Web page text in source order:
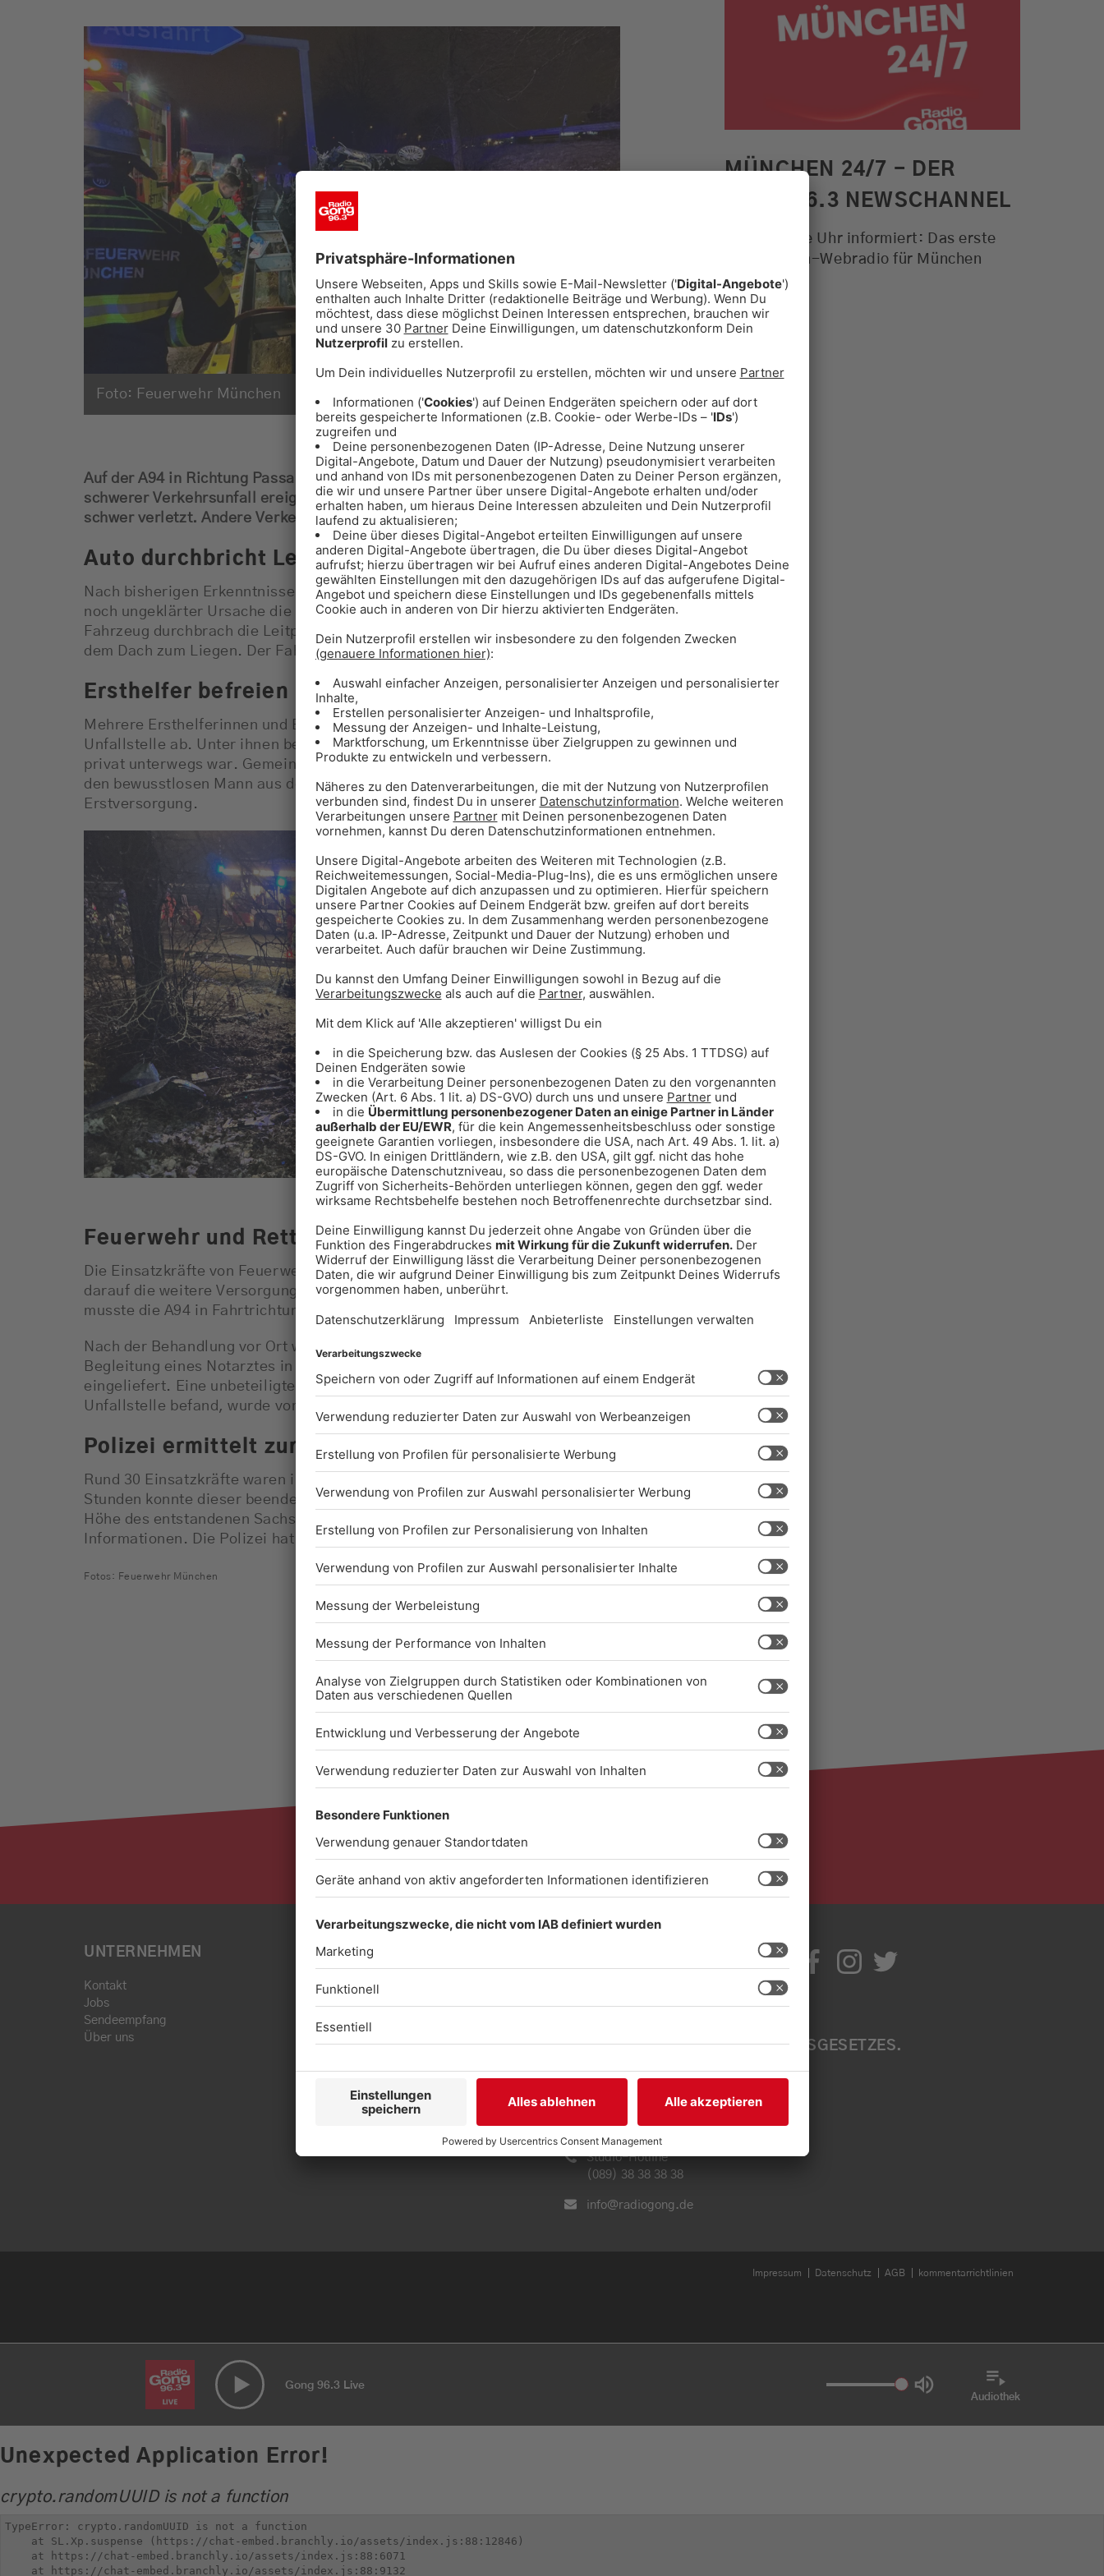
Schnee-Service
Alle Aktionen. Der Verkehr und
das Wetter für München und viele
MEHR ERFAHREN
Foto: Feuerwehr München
Auf der A94 in Richtung Passau hat sich am Montagabend (29.12.) ein
schwerer Verkehrsunfall ereignet. Ein 29-jähriger Autofahrer wurde dabei
schwer verletzt. Andere Verkehrsteilnehmende leisteten Erste Hilfe.
Auto durchbricht Leitplanke und überschlägt sich
Nach bisherigen Erkenntnissen war der Mann allein unterwegs, als er aus
noch ungeklärter Ursache die Kontrolle über seinen Pkw verlor. Das
Fahrzeug durchbrach die Leitplanke, prallte gegen einen Baum und kam auf
dem Dach zum Liegen. Der Fahrer blieb bewusstlos im Auto.
Ersthelfer befreien bewusstlosen Fahrer
Mehrere Ersthelferinnen und Ersthelfer hielten sofort an und sicherten die
Unfallstelle ab. Unter ihnen befand sich auch eine Notfallsanitäterin, die
privat unterwegs war. Gemeinsam setzten sie einen Notruf ab, befreiten
den bewusstlosen Mann aus dem Fahrzeug und leisteten medizinische
Erstversorgung.
Feuerwehr und Rettungsdienst im Einsatz
Die Einsatzkräfte von Feuerwehr und Rettungsdienst übernahmen kurz
darauf die weitere Versorgung. Für die Dauer der Rettungsmaßnahmen
musste die A94 in Fahrtrichtung Passau vollständig gesperrt werden.
Nach der Behandlung vor Ort wurde der 29-Jährige schwer verletzt in
Begleitung eines Notarztes in den Schockraum einer Münchner Klinik
eingeliefert. Eine unbeteiligte Angehörige, die sich ebenfalls an der
Unfallstelle befand, wurde vom Kriseninterventionsteam betreut.
Polizei ermittelt zur Unfallursache
Rund 30 Einsatzkräfte waren insgesamt im Einsatz. Nach etwa eineinhalb
Stunden konnte dieser beendet werden. Zur genauen Unfallursache und zur
Höhe des entstandenen Sachschadens gibt es aktuelle noch keine
Informationen. Die Polizei hat die Ermittlungen aufgenommen.
Fotos: Feuerwehr München
MÜNCHEN 24/7 - DER
GONG 96.3 NEWSCHANNEL
Rund um die Uhr informiert: Das erste
Nachrichten-Webradio für München
UNTERNEHMEN
Kontakt
Jobs
Sendeempfang
Über uns
ARBEITEN DERZEIT AKTIV
DARAN, UNSERE WEBSITE
ARRIEREFREIHEITSSTÄRKUNGSGESETZES. W
TOSSEN ODER UN
NÖTIGEN, KONTAKTIEREN SI
E UNS GERNE.
Studio-Hotline
(089) 38 38 38 38
info@radiogong.de
Impressum Datenschutz AGB kommentarrichtlinien
Gong 96.3 Live
Audiothek
Unexpected Application Error!
crypto.randomUUID is not a function
TypeError: crypto.randomUUID is not a function
    at SL.Xp.suspense (https://chat-embed.branchly.io/assets/index.js:88:12846)
    at https://chat-embed.branchly.io/assets/index.js:88:6071
    at https://chat-embed.branchly.io/assets/index.js:88:9132